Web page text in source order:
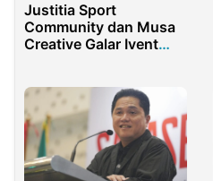
Justitia Sport
Community dan Musa
Creative Galar Ivent